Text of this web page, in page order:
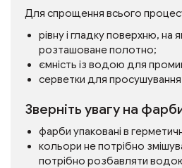
Для спрощення всього
рівну і гладку поверхню, на
розташоване полотно;
ємність із водою для
серветки для
Зверніть увагу на
фарби упаковані в
кольори не потрібно
потрібно розбавляти